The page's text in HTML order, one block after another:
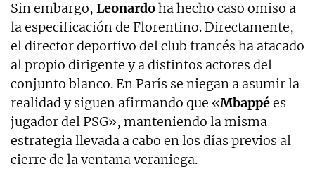
Sin embargo, Leonardoha hecho caso omiso a
la especificación de Florentino. Directamente,
el director deportivo del club francés ha atacado
al propio dirigente y a distintos actores del
conjunto blanco. En París se niegan a asumir la
realidad y siguen afirmando que «Mbappées
jugador del PSG», manteniendo la misma
estrategia llevada a cabo en los días previos al
cierre de la ventana veraniega.